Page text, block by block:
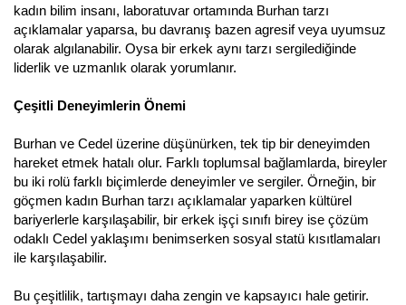
kadın bilim insanı, laboratuvar ortamında Burhan tarzı
açıklamalar yaparsa, bu davranış bazen agresif veya uyumsuz
olarak algılanabilir. Oysa bir erkek aynı tarzı sergilediğinde
liderlik ve uzmanlık olarak yorumlanır.
Çeşitli Deneyimlerin Önemi
Burhan ve Cedel üzerine düşünürken, tek tip bir deneyimden
hareket etmek hatalı olur. Farklı toplumsal bağlamlarda, bireyler
bu iki rolü farklı biçimlerde deneyimler ve sergiler. Örneğin, bir
göçmen kadın Burhan tarzı açıklamalar yaparken kültürel
bariyerlerle karşılaşabilir, bir erkek işçi sınıfı birey ise çözüm
odaklı Cedel yaklaşımı benimserken sosyal statü kısıtlamaları
ile karşılaşabilir.
Bu çeşitlilik, tartışmayı daha zengin ve kapsayıcı hale getirir.